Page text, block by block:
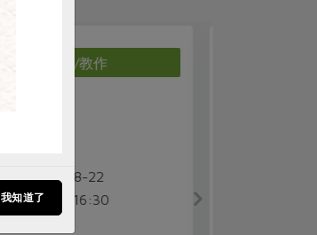
料理/教作
時間 2026-08-22
13:30-16:00
我知道了